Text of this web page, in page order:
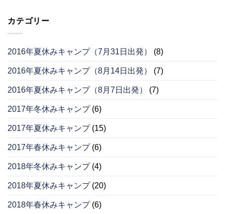
カテゴリー
2016年夏休みキャンプ（7月31日出発） (8)
2016年夏休みキャンプ（8月14日出発） (7)
2016年夏休みキャンプ（8月7日出発） (7)
2017年冬休みキャンプ(6)
2017年夏休みキャンプ(15)
2017年春休みキャンプ(6)
2018年冬休みキャンプ(4)
2018年夏休みキャンプ(20)
2018年春休みキャンプ(6)